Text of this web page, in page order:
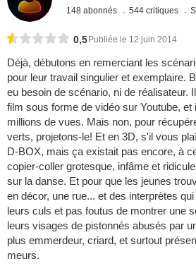
148 abonnés 544 critiques
0,5 Publiée le 12 juin 2014
Déjà, débutons en remerciant les
pour leur travail singulier et exemplaire.
eu besoin de scénario, ni de réalisateur.
film sous forme de vidéo sur Youtube, et
millions de vues. Mais non, pour
verts, projetons-le! Et en 3D, s'il vous
D-BOX, mais ça existait pas encore, à
copier-coller grotesque, infâme et
sur la danse. Et pour que les jeunes
en décor, une rue... et des interprètes
leurs culs et pas foutus de montrer une
leurs visages de pistonnés abusés par
plus emmerdeur, criard, et surtout
meurs.